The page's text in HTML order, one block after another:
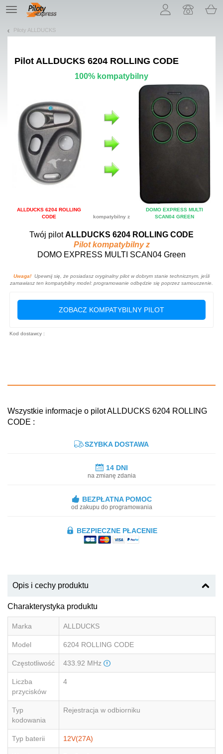
TE
navigation
Piloty ALLDUCKS
Pilot ALLDUCKS 6204 ROLLING CODE
100% kompatybilny
ALLDUCKS 6204 ROLLING
CODE
kompatybilny z
DOMO EXPRESS MULTI
SCAN04 GREEN
Twój pilotALLDUCKS 6204 ROLLING CODE
Pilot kompatybilny z
DOMO EXPRESS MULTI SCAN04 Green
Uwaga! Upewnij się, że posiadasz oryginalny pilot w dobrym stanie technicznym, jeśli
zamawiasz ten kompatybilny model: programowanie odbędzie się poprzez samouczenie.
ZOBACZ KOMPATYBILNY PILOT
Kod dostawcy :
Wszystkie informacje o pilot ALLDUCKS 6204 ROLLING
CODE :
SZYBKA DOSTAWA
14 DNI
na zmianę zdania
BEZPŁATNA POMOC
od zakupu do programowania
BEZPIECZNE PŁACENIE
Opis i cechy produktu
Charakterystyka produktu
Marka ALLDUCKS
Model 6204 ROLLING CODE
Częstotliwość 433.92 MHz
Liczba
przycisków
4
Typ
kodowania
Rejestracja w odbiorniku
Typ baterii 12V(27A)
Pozwól, że przedstawimy nasze ciasteczka!